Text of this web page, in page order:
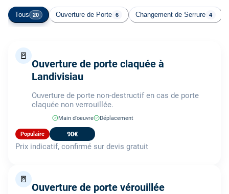
Tous 20 Ouverture de Porte 6 Changement de Serrure 4
🚪
Ouverture de porte claquée à
Landivisiau
Ouverture de porte non-destructif en cas de porte
claquée non verrouillée.
Main d'oeuvre Déplacement
Populaire 90€
Prix indicatif, confirmé sur devis gratuit
🚪
Ouverture de porte vérouillée